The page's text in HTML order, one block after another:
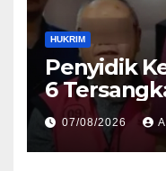
HUKRIM
Penyidik
6
Bukti
PETRAL,
Kejari
07/08/2026